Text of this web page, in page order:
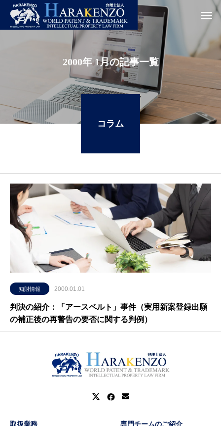
2000年 1月の記事一覧
コラム
知財情報 2000.01.01
判決の紹介：「アースベルト」事件（実用新案登録出願
の補正後の再警告の要否に関する判例）
取扱業務 専門チームのご紹介